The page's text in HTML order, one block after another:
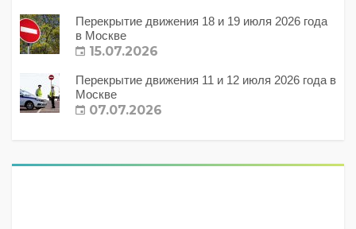
Перекрытие движения 18 и 19 июля 2026 года
в Москве
15.07.2026
Перекрытие движения 11 и 12 июля 2026 года в
Москве
07.07.2026